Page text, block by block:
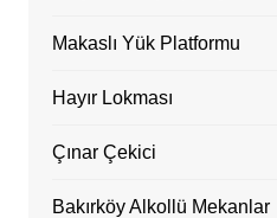
Makaslı Yük Platformu
Hayır Lokması
Çınar Çekici
Bakırköy Alkollü Mekanlar